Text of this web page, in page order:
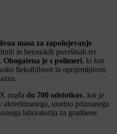
masa za zapolnjevanje
in betonskih površinah ter
Obogatena je s polimeri, ki kot
fleksibilnost in oprijemljivost.
znaša do 700 odstotkov, kar je
uradno priznanega
laboratorija za gradbene